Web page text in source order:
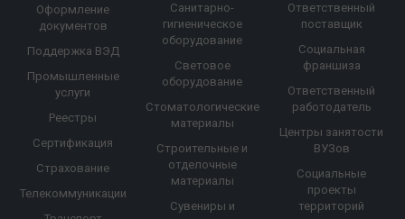
Оформление
документов
Поддержка ВЭД
Промышленные
услуги
Реестры
Сертификация
Страхование
Телекоммуникации
Санитарно-
гигиеническое
оборудование
Световое
оборудование
Стоматологические
материалы
Строительные и
отделочные
материалы
Сувениры и
Ответственный
поставщик
Социальная
франшиза
Ответственный
работодатель
Центры занятости
ВУЗов
Социальные
проекты
территорий